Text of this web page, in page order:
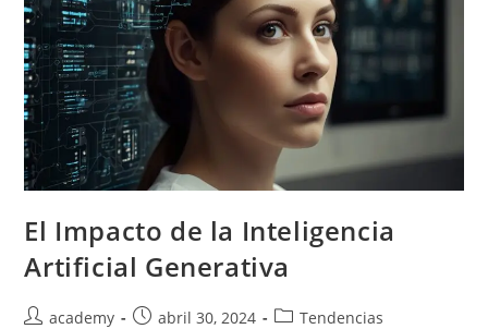
El Impacto de la Inteligencia
Artificial Generativa
academy abril 30, 2024 Tendencias